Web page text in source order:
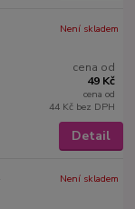
cena od
49 Kč
cena od
44 Kč bez DPH
Není skladem
Detail
Není skladem